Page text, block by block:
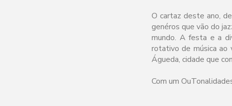
O cartaz deste ano,
genéros que vão do
mundo. A festa e a
rotativo de música ao
Águeda, cidade que
Com um